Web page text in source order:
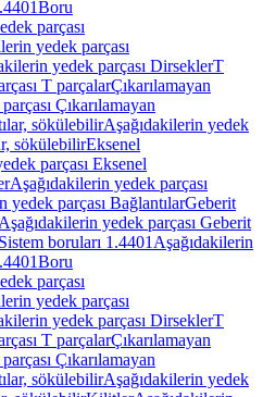
Boru
parçası
yedek parçası
yedek parçası DirseklerT
T parçalarÇıkarılamayan
Çıkarılamayan
sökülebilirAşağıdakilerin yedek
sökülebilirEksenel
parçası Eksenel
Aşağıdakilerin yedek parçası
yedek parçası BağlantılarGeberit
Aşağıdakilerin yedek parçası Geberit
Sistem boruları 1.4401 Aşağıdakilerin
Boru
parçası
yedek parçası
yedek parçası DirseklerT
T parçalarÇıkarılamayan
Çıkarılamayan
sökülebilirAşağıdakilerin yedek